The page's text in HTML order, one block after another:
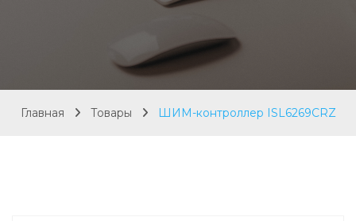
Главная Товары ШИМ-контроллер ISL6269CRZ